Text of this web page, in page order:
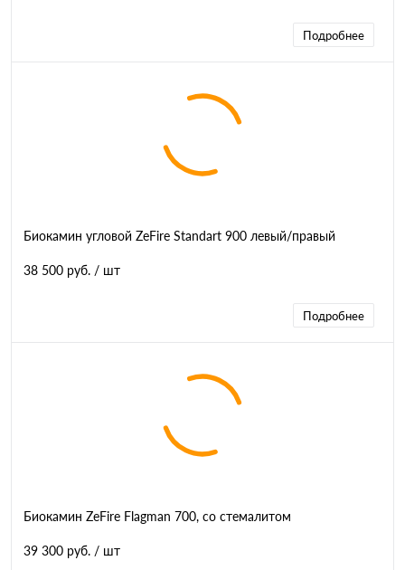
Подробнее
Биокамин угловой ZeFire Standart 900 левый/правый
38 500 руб. / шт
Подробнее
Биокамин ZeFire Flagman 700, со стемалитом
39 300 руб. / шт